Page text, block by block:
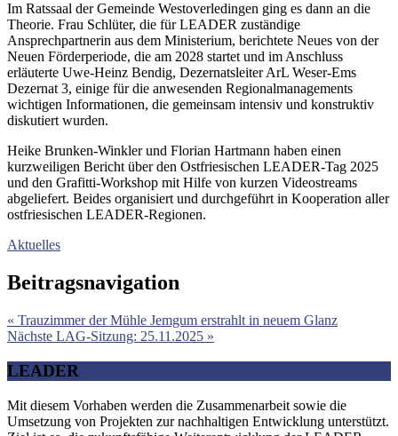
Im Ratssaal der Gemeinde Westoverledingen ging es dann an die
Theorie. Frau Schlüter, die für LEADER zuständige
Ansprechpartnerin aus dem Ministerium, berichtete Neues von der
Neuen Förderperiode, die am 2028 startet und im Anschluss
erläuterte Uwe-Heinz Bendig, Dezernatsleiter ArL Weser-Ems
Dezernat 3, einige für die anwesenden Regionalmanagements
wichtigen Informationen, die gemeinsam intensiv und konstruktiv
diskutiert wurden.
Heike Brunken-Winkler und Florian Hartmann haben einen
kurzweiligen Bericht über den Ostfriesischen LEADER-Tag 2025
und den Grafitti-Workshop mit Hilfe von kurzen Videostreams
abgeliefert. Beides organisiert und durchgeführt in Kooperation aller
ostfriesischen LEADER-Regionen.
Aktuelles
Beitragsnavigation
« Trauzimmer der Mühle Jemgum erstrahlt in neuem Glanz
Nächste LAG-Sitzung: 25.11.2025 »
LEADER
Mit diesem Vorhaben werden die Zusammenarbeit sowie die
Umsetzung von Projekten zur nachhaltigen Entwicklung unterstützt.